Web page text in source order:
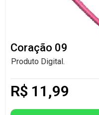
Coração 09
Produto Digital.
R$ 11,99